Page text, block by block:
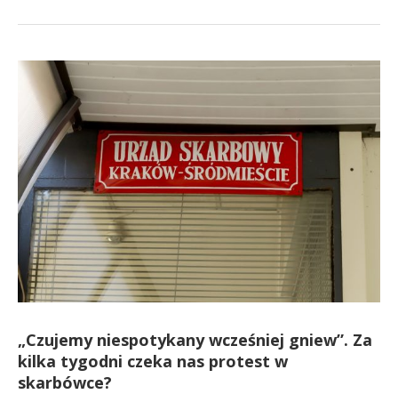
„Czujemy niespotykany wcześniej gniew”. Za
kilka tygodni czeka nas protest w
skarbówce?